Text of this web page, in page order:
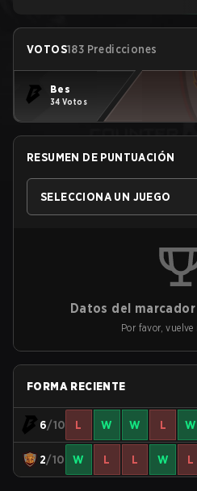
VOTOS183 Predicciones
Bes
34 Votos
RESUMEN DE PUNTUACIÓN
SELECCIONA UN JUEGO
Datos del
Por favor,
FORMA RECIENTE
6/10 L W W L W
2/10 W L L W L